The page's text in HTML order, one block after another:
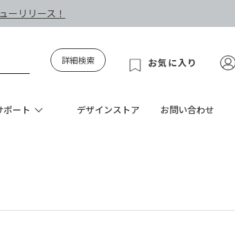
ーリリース！
詳細検索 お気に入り
ポート デザインストア お問い合わせ